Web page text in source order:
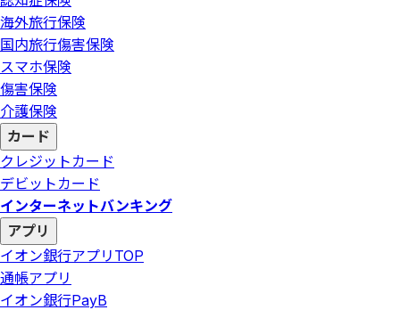
海外旅行保険
国内旅行傷害保険
スマホ保険
傷害保険
介護保険
カード
クレジットカード
デビットカード
インターネットバンキング
アプリ
イオン銀行アプリ TOP
通帳アプリ
イオン銀行PayB